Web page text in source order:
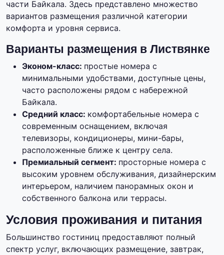
части Байкала. Здесь представлено множество
вариантов размещения различной категории
комфорта и уровня сервиса.
Варианты размещения в Листвянке
Эконом-класс: простые номера с
минимальными удобствами, доступные цены,
часто расположены рядом с набережной
Байкала.
Средний класс: комфортабельные номера с
современным оснащением, включая
телевизоры, кондиционеры, мини-бары,
расположенные ближе к центру села.
Премиальный сегмент: просторные номера с
высоким уровнем обслуживания, дизайнерским
интерьером, наличием панорамных окон и
собственного балкона или террасы.
Условия проживания и питания
Большинство гостиниц предоставляют полный
спектр услуг, включающих размещение, завтрак,